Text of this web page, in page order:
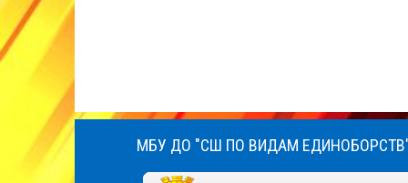
МБУ ДО "СШ ПО ВИДАМ